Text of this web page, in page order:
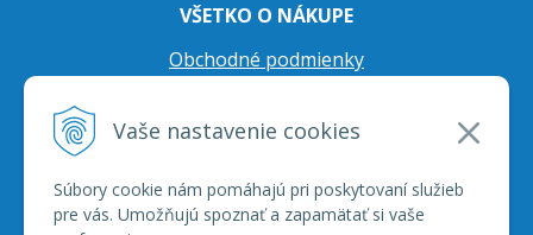
Vaše nastavenie cookies
Súbory cookie nám pomáhajú pri poskytovaní služieb
pre vás. Umožňujú spoznať a zapamätať si vaše
VŠETKO O NÁKUPE
Obchodné podmienky
Prepravné podmienky